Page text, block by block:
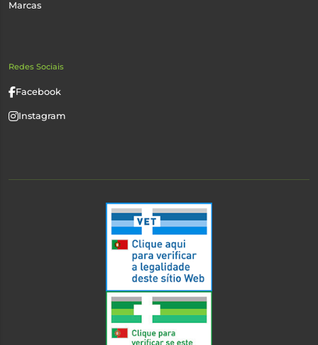
Marcas
Redes Sociais
Facebook
Instagram